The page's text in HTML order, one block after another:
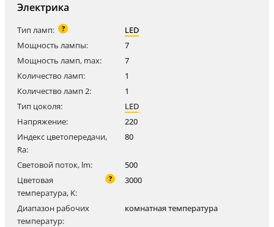
Электрика
Тип ламп: ?
LED
Мощность лампы:
7
Мощность ламп, max:
7
Количество ламп:
1
Количество ламп 2:
1
Тип цоколя:
LED
Напряжение:
220
Индекс цветопередачи,
Ra:
80
Световой поток, lm:
500
Цветовая
температура, K:
? 3000
Диапазон рабочих
температур:
комнатная температура